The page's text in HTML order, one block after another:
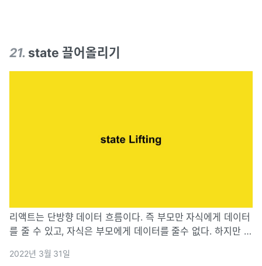
21. state 끌어올리기
리액트는 단방향 데이터 흐름이다. 즉 부모만 자식에게 데이터
를 줄 수 있고, 자식은 부모에게 데이터를 줄수 없다. 하지만 자
이라는 것을 사용한다. 상위 컴포넌트에서 state를 변경시키는
2022년 3월 31일